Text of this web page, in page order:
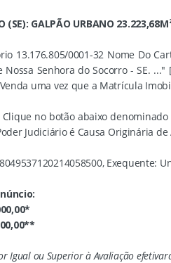
(SE): GALPÃO URBANO
13.176.805/0001-32 Nome Do
Nossa Senhora do Socorro - SE.
uma vez que a Matrícula
Clique no botão abaixo denominado
Judiciário é Causa Originária
Exequente:
Igual ou Superior à Avaliação